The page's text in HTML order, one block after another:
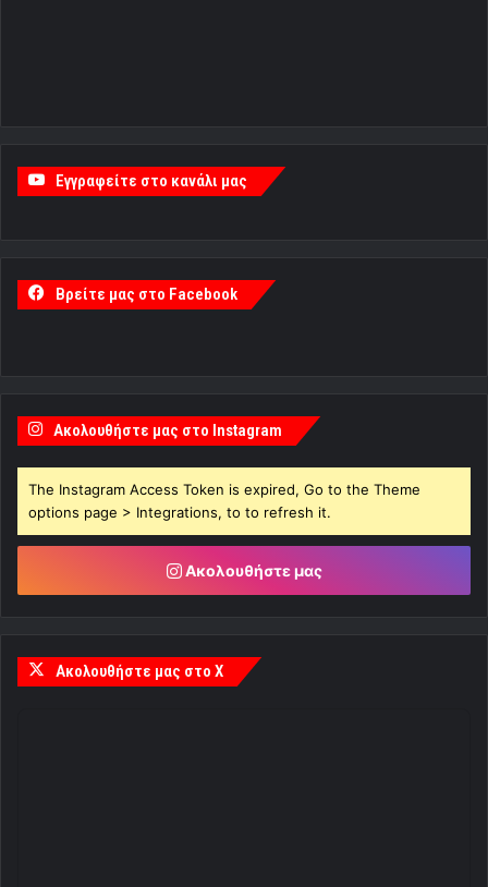
Εγγραφείτε στο κανάλι μας
Βρείτε μας στο Facebook
Ακολουθήστε μας στο Instagram
The Instagram Access Token is expired, Go to the Theme
options page > Integrations, to to refresh it.
Ακολουθήστε μας
Ακολουθήστε μας στο X